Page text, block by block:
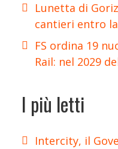
Lunetta di
cantieri entro
FS ordina 19
Rail: nel 2029
I più letti
Intercity, il